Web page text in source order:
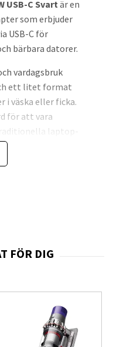
USB-C Svart är en
som erbjuder
USB-C för
bärbara datorer.
vardagsbruk
ett litet format
i väska eller ficka.
för att vara
laptop-
i vardagen.
spännings- och
effektstege
storlek.
anslutna enheter